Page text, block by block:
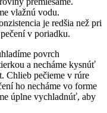
vlažnú vodu.
je redšia než pri
v poriadku.
povrch
a necháme kysnúť
Chlieb pečieme v rúre
ho necháme vo forme
úplne vychladnúť, aby